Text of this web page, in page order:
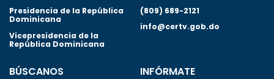
Presidencia de la República
Dominicana
Vicepresidencia de la
República Dominicana
(809) 689-2121
info@certv.gob.do
BÚSCANOS INFÓRMATE